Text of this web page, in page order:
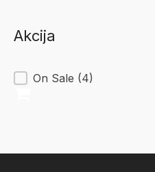
Akcija
On Sale (4)